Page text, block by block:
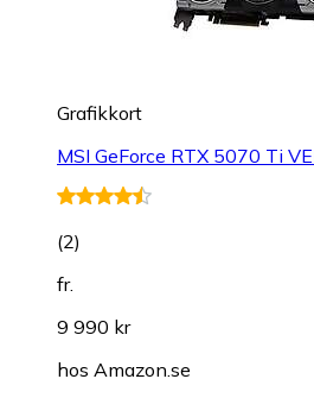
Grafikkort
MSI GeForce RTX 5070 Ti
(2)
fr.
9 990 kr
hos Amazon.se